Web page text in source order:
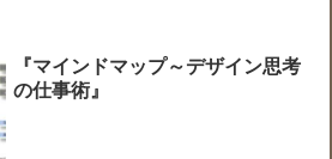
『マインドマップ～デザイン思考
の仕事術』